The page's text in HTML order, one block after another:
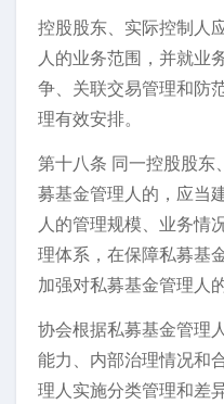
控股股东、实际控制人
人的业务范围，并就业
争、关联交易管理和防
理有效安排。
第十八条 同一控股股东
募基金管理人的，应当
人的管理规模、业务情
理体系，在保障私募基
加强对私募基金管理人
协会根据私募基金管理
能力、内部治理情况和
理人实施分类管理和差